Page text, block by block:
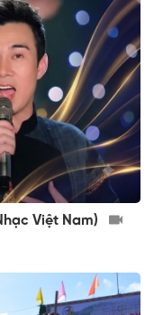
Việt Nam)